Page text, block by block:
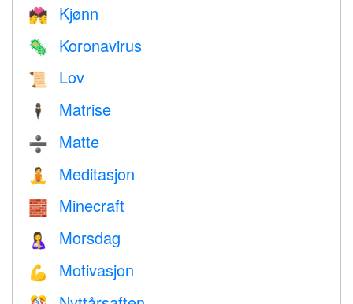
💏 Kjønn
🦠 Koronavirus
📜 Lov
🕴️ Matrise
➗ Matte
🧘 Meditasjon
🧱 Minecraft
🤱 Morsdag
💪 Motivasjon